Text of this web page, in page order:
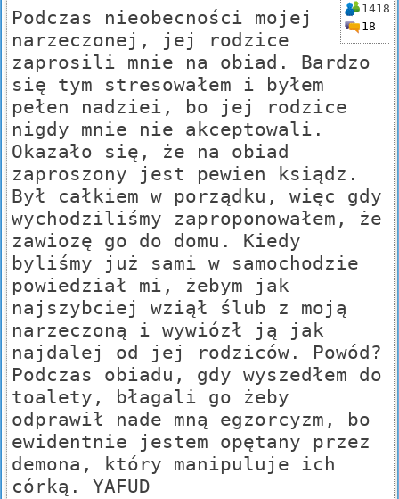
1418
18
Podczas nieobecności mojej
narzeczonej, jej rodzice
zaprosili mnie na obiad. Bardzo
się tym stresowałem i byłem
pełen nadziei, bo jej rodzice
nigdy mnie nie akceptowali.
Okazało się, że na obiad
zaproszony jest pewien ksiądz.
Był całkiem w porządku, więc gdy
wychodziliśmy zaproponowałem, że
zawiozę go do domu. Kiedy
byliśmy już sami w samochodzie
powiedział mi, żebym jak
najszybciej wziął ślub z moją
narzeczoną i wywiózł ją jak
najdalej od jej rodziców. Powód?
Podczas obiadu, gdy wyszedłem do
toalety, błagali go żeby
odprawił nade mną egzorcyzm, bo
ewidentnie jestem opętany przez
demona, który manipuluje ich
córką. YAFUD